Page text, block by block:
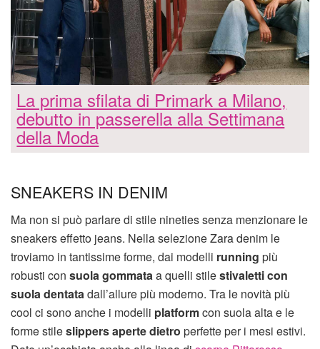
La prima sfilata di Primark a Milano,
debutto in passerella alla Settimana
della Moda
SNEAKERS IN DENIM
Ma non si può parlare di stile nineties senza menzionare le
sneakers effetto jeans. Nella selezione Zara denim le
troviamo in tantissime forme, dai modelli running più
robusti con suola gommata a quelli stilestivaletti con
suola dentata dall’allure più moderno. Tra le novità più
cool ci sono anche i modelli platformcon suola alta e le
forme stileslippers aperte dietro perfette per i mesi estivi.